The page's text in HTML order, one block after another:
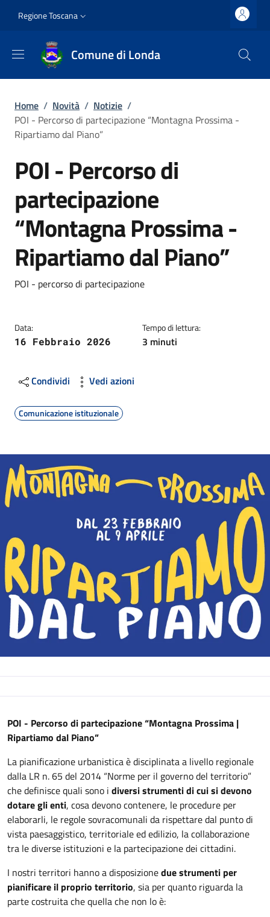
Slim top
Regione Toscana
Comune di Londa
Briciole di pane
Home / Novità / Notizie /
POI - Percorso di partecipazione “Montagna Prossima -
Ripartiamo dal Piano”
POI - Percorso di
partecipazione
“Montagna Prossima -
Ripartiamo dal Piano”
Dettagli
Descrizione breve
POI - percorso di partecipazione
Data:
16 Febbraio 2026
Tempo di lettura:
3 minuti
Condividi Vedi azioni
Comunicazione istituzionale
Image
Descrizione
POI - Percorso di partecipazione “Montagna Prossima |
Ripartiamo dal Piano”
La pianificazione urbanistica è disciplinata a livello regionale
dalla LR n. 65 del 2014 “Norme per il governo del territorio”
che definisce quali sono i diversi strumenti di cui si devono
dotare gli enti, cosa devono contenere, le procedure per
elaborarli, le regole sovracomunali da rispettare dal punto di
vista paesaggistico, territoriale ed edilizio, la collaborazione
tra le diverse istituzioni e la partecipazione dei cittadini.
I nostri territori hanno a disposizionedue strumenti per
pianificare il proprio territorio, sia per quanto riguarda la
parte costruita che quella che non lo è: